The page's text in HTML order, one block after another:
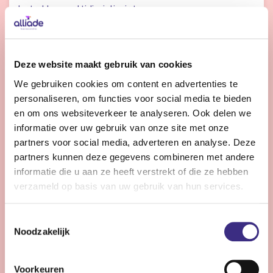
Deze website maakt gebruik van cookies
We gebruiken cookies om content en advertenties te
personaliseren, om functies voor social media te bieden
en om ons websiteverkeer te analyseren. Ook delen we
informatie over uw gebruik van onze site met onze
partners voor social media, adverteren en analyse. Deze
partners kunnen deze gegevens combineren met andere
informatie die u aan ze heeft verstrekt of die ze hebben
verzameld op basis van uw gebruik van hun services.
Noodzakelijk
Voorkeuren
betrokken multidisciplinair team.
Regiebehandelaar en inhoudelijk adviseur -
jeugdzorg
Nog 13 dagen
Heerenveen
32 uur | Deeltijds, Onbepaalde tijd
toekomstgerichte jeugdzorg.